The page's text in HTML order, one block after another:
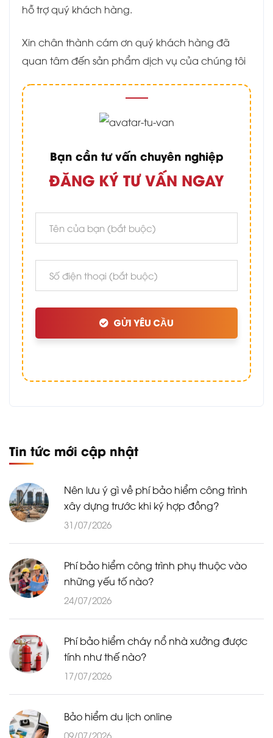
hỗ trợ quý khách hàng.
Xin chân thành cám ơn quý khách hàng đã
quan tâm đến sản phẩm dịch vụ của chúng tôi
Bạn cần tư vấn chuyên nghiệp
ĐĂNG KÝ TƯ VẤN NGAY
GỬI YÊU CẦU
Tin tức mới cập nhật
Nên lưu ý gì về phí bảo hiểm công trình
xây dựng trước khi ký hợp đồng?
31/07/2026
Phí bảo hiểm công trình phụ thuộc vào
những yếu tố nào?
24/07/2026
Phí bảo hiểm cháy nổ nhà xưởng được
tính như thế nào?
17/07/2026
Bảo hiểm du lịch online
09/07/2026